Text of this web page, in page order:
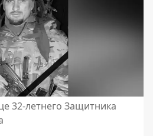
32-летнего Защитника